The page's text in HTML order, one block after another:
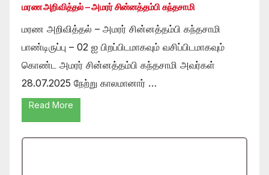
மரண அறிவித்தல் – அமரர் சின்னத்தம்பி கந்தசாமி
மரண அறிவித்தல் – அமரர் சின்னத்தம்பி கந்தசாமி
பாண்டிருப்பு – 02 ஐ பிறப்பிடமாகவும் வசிப்பிடமாகவும்
கொண்ட அமரர் சின்னத்தம்பி கந்தசாமி அவர்கள்
28.07.2025 நேற்று காலமானார் …
Read More